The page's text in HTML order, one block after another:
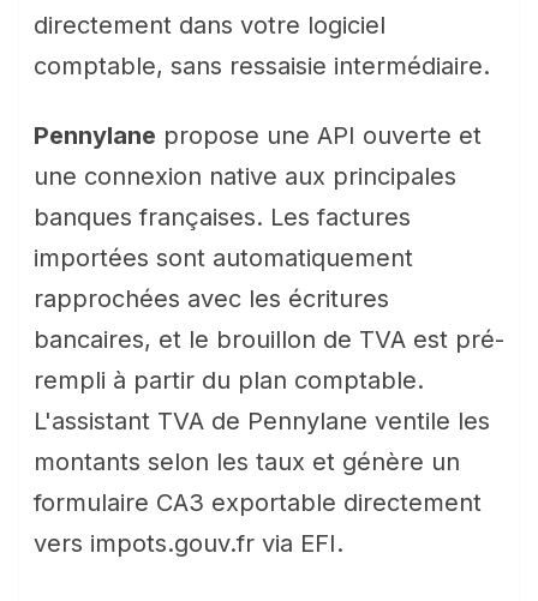
directement dans votre logiciel
comptable, sans ressaisie intermédiaire.
Pennylane propose une API ouverte et
une connexion native aux principales
banques françaises. Les factures
importées sont automatiquement
rapprochées avec les écritures
bancaires, et le brouillon de TVA est pré-
rempli à partir du plan comptable.
L'assistant TVA de Pennylane ventile les
montants selon les taux et génère un
formulaire CA3 exportable directement
vers impots.gouv.fr via EFI.